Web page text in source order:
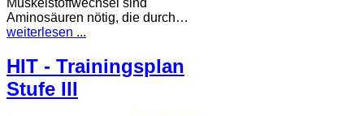
Aminosäuren nötig, die durch…
weiterlesen ...
HIT - Trainingsplan
Stufe III